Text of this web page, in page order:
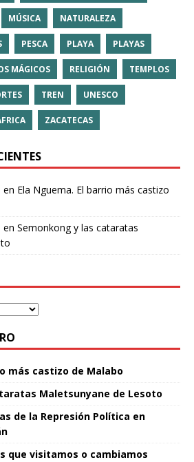
MÚSICA NATURALEZA
PESCA PLAYA PLAYAS
MÁGICOS RELIGIÓN TEMPLOS
TREN UNESCO
ZACATECAS
en Ela Nguema. El barrio más castizo
en Semonkong y las cataratas
más castizo de Malabo
Maletsunyane de Lesoto
de la Represión Política en
que visitamos o cambiamos